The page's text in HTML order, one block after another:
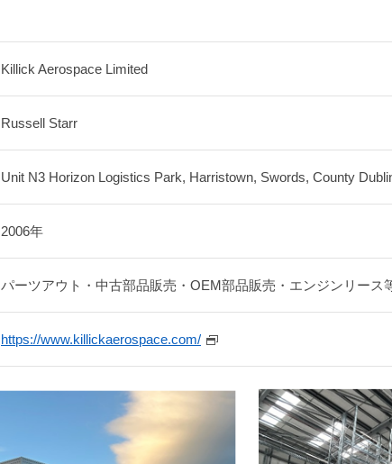
Killick Aerospace Limited
Russell Starr
Unit N3 Horizon Logistics Park, Harristown, Swords, County
2006年
パーツアウト・中古部品販売・OEM部品販売・エンジンリース
https://www.killickaerospace.com/